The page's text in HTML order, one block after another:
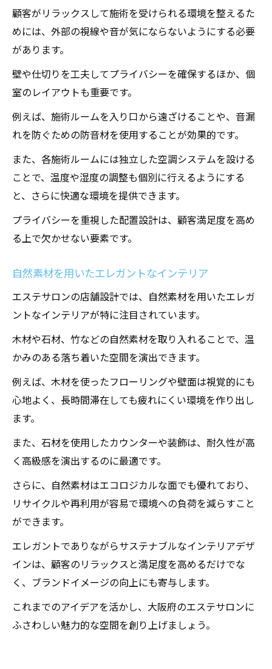
顧客がリラックスして施術を受けられる環境を整えるた
めには、外部の視線や音が気にならないようにする必要
があります。
壁や仕切りを工夫してプライバシーを確保するほか、個
室のレイアウトも重要です。
例えば、施術ルームを入り口から遠ざけることや、音漏
れを防ぐための防音材を使用することが効果的です。
また、各施術ルームには独立した空調システムを設ける
ことで、温度や湿度の調整も個別に行えるようにする
と、さらに快適な環境を提供できます。
プライバシーを重視した配置設計は、顧客満足度を高め
る上で欠かせない要素です。
自然素材を用いたエレガントなインテリア
エステサロンの店舗設計では、自然素材を用いたエレガ
ントなインテリアが特に注目されています。
木材や石材、竹などの自然素材を取り入れることで、温
かみのある落ち着いた空間を演出できます。
例えば、木材を使ったフローリングや壁面は視覚的にも
心地よく、長時間滞在しても疲れにくい環境を作り出し
ます。
また、石材を使用したカウンターや装飾は、耐久性が高
く高級感を演出するのに最適です。
さらに、自然素材はエコロジカルな面でも優れており、
リサイクルや再利用が容易で環境への負荷を減らすこと
ができます。
エレガントでありながらサステナブルなインテリアデザ
インは、顧客のリラックスと満足度を高めるだけでな
く、ブランドイメージの向上にも寄与します。
これまでのアイデアを活かし、大阪府のエステサロンに
ふさわしい魅力的な空間を創り上げましょう。